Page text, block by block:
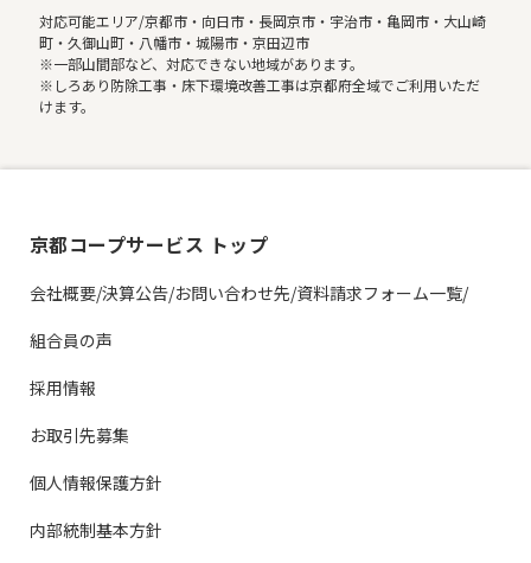
対応可能エリア/京都市・向日市・長岡京市・宇治市・亀岡市・大山崎
町・久御山町・八幡市・城陽市・京田辺市
※一部山間部など、対応できない地域があります。
※しろあり防除工事・床下環境改善工事は京都府全域でご利用いただ
けます。
京都コープサービス トップ
会社概要/決算公告/お問い合わせ先/資料請求フォーム一覧/
組合員の声
採用情報
お取引先募集
個人情報保護方針
内部統制基本方針